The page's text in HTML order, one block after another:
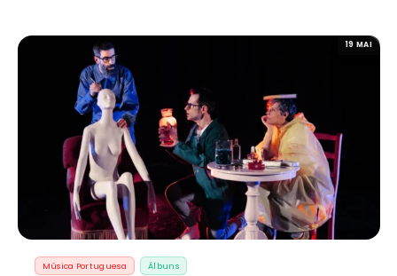
19 MAI
Música Portuguesa Álbuns